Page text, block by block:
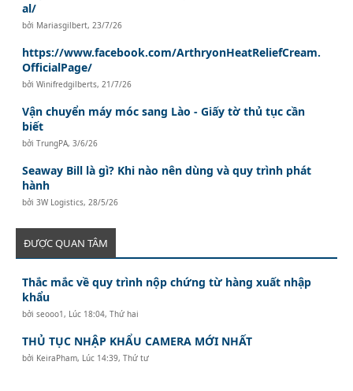
al/
bởi Mariasgilbert, 23/7/26
https://www.facebook.com/ArthryonHeatReliefCream.
OfficialPage/
bởiWinifredgilberts, 21/7/26
Vận chuyển máy móc sang Lào - Giấy tờ thủ tục cần
biết
bởiTrungPA,3/6/26
Seaway Bill là gì? Khi nào nên dùng và quy trình phát
hành
bởi3W Logistics, 28/5/26
ĐƯỢC QUAN TÂM
Thắc mắc về quy trình nộp chứng từ hàng xuất nhập
khẩu
bởiseooo1 , Lúc 18:04, Thứ hai
THỦ TỤC NHẬP KHẨU CAMERA MỚI NHẤT
bởi KeiraPham, Lúc 14:39, Thứ tư